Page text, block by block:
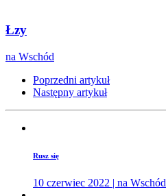
Łzy
na Wschód
Poprzedni artykuł
Następny artykuł
Rusz się
10 czerwiec 2022 | na Wschód